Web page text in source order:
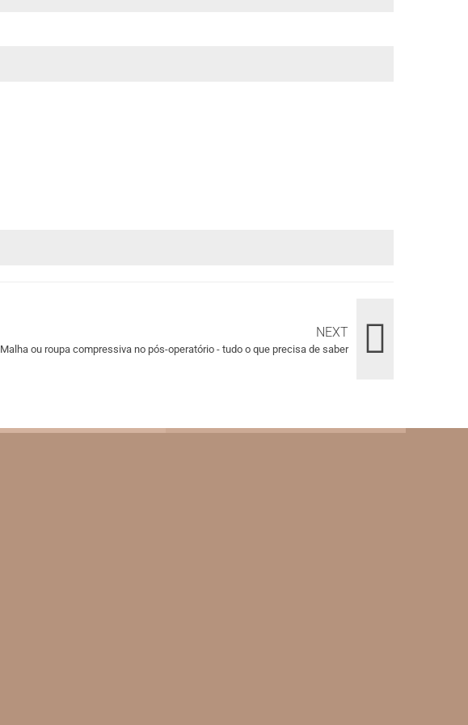
NEXT
Malha ou roupa compressiva no pós-operatório - tudo o que precisa de saber